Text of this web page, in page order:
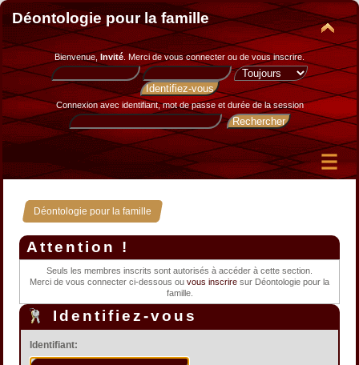
Déontologie pour la famille
Bienvenue, Invité. Merci devous connecter ou de vous inscrire.
Connexion avec identifiant, mot de passe et durée de la session
Déontologie pour la famille
Attention !
Seuls les membres inscrits sont autorisés à accéder à cette section.
Merci de vous connecter ci-dessous ou vous inscrire sur Déontologie pour la
famille.
Identifiez-vous
Identifiant: